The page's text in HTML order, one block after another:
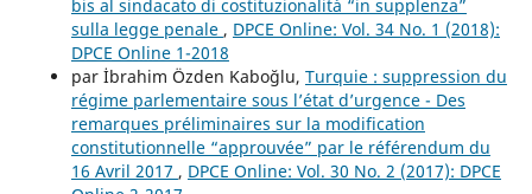
bis al sindacato di costituzionalità “in supplenza”
sulla legge penale , DPCE Online: Vol. 34 No. 1 (2018):
DPCE Online 1-2018
par İbrahim Özden Kaboğlu, Turquie : suppression du
régime parlementaire sous l’état d’urgence - Des
remarques préliminaires sur la modification
constitutionnelle “approuvée” par le référendum du
16 Avril 2017 , DPCE Online: Vol. 30 No. 2 (2017): DPCE